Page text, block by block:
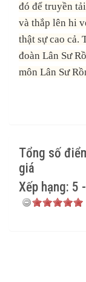
đó để truyền
và thắp lên hi
thật sự cao cả.
đoàn Lân Sư
môn Lân Sư
Tổng số
giá
Xếp hạng: 5 -